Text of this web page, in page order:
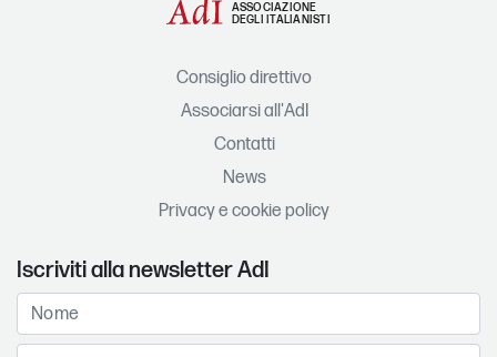
ASSOCIAZIONE
DEGLI ITALIANISTI
Consiglio direttivo
Associarsi all'AdI
Contatti
News
Privacy e cookie policy
Iscriviti alla newsletter AdI